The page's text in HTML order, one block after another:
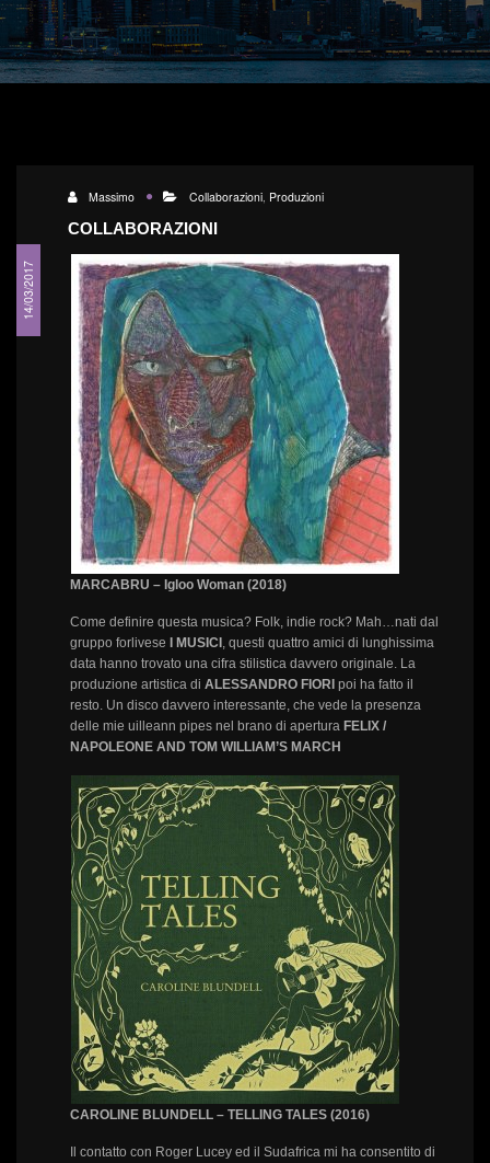
14/03/2017
Massimo Collaborazioni, Produzioni
COLLABORAZIONI
MARCABRU – Igloo Woman (2018)
Come definire questa musica? Folk, indie rock? Mah…nati dal
gruppo forlivese I MUSICI, questi quattro amici di lunghissima
data hanno trovato una cifra stilistica davvero originale. La
produzione artistica di ALESSANDRO FIORIpoi ha fatto il
resto. Un disco davvero interessante, che vede la presenza
delle mie uilleann pipes nel brano di apertura FELIX /
NAPOLEONE AND TOM WILLIAM’S MARCH
CAROLINE BLUNDELL – TELLING TALES (2016)
Il contatto con Roger Lucey ed il Sudafrica mi ha consentito di